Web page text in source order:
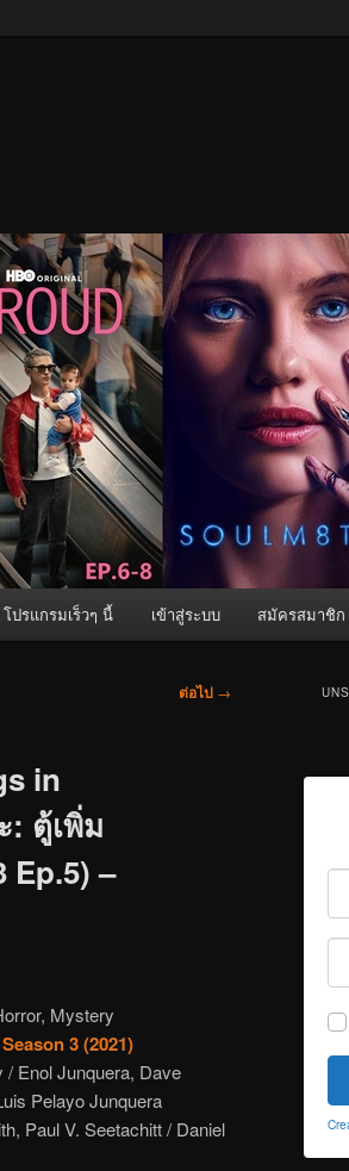
โปรแกรมเร็วๆ นี้ เข้าสู่ระบบ สมัครสมาชิก
ต่อไป →
in
: ตู้เพิ่ม
–
Mystery
3 (2021)
/ Enol Junquera, Dave
Pelayo Junquera
Paul V. Seetachitt / Daniel